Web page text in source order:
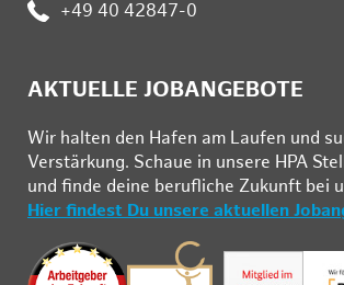
Telefon:
+49 40 42847-0
AKTUELLE JOBANGEBOTE
Wir hal­ten den Ha­fen am Lau­fen und
Ver­stär­kung. Schau­e in un­se­re HPA
und fin­de deine be­ruf­li­che Zu­kunft bei
Hier findest Du unsere aktuellen